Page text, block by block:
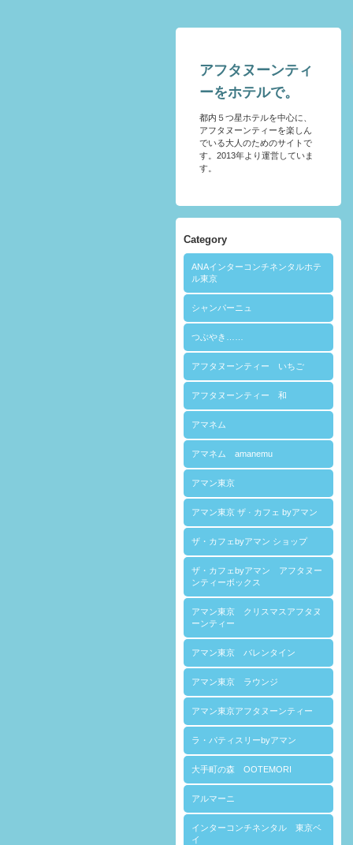
アフタヌーンティ
ーをホテルで。
都内５つ星ホテルを中心に、
アフタヌーンティーを楽しん
でいる大人のためのサイトで
す。2013年より運営していま
す。
Category
ANAインターコンチネンタルホテ
ル東京
シャンパーニュ
つぶやき……
アフタヌーンティー いちご
アフタヌーンティー 和
アマネム
アマネム amanemu
アマン東京
アマン東京 ザ · カフェ byアマン
ザ・カフェbyアマン ショップ
ザ・カフェbyアマン アフタヌー
ンティーボックス
アマン東京 クリスマスアフタヌ
ーンティー
アマン東京 バレンタイン
アマン東京 ラウンジ
アマン東京アフタヌーンティー
ラ・パティスリーbyアマン
大手町の森 OOTEMORI
アルマーニ
インターコンチネンタル 東京ベ
イ